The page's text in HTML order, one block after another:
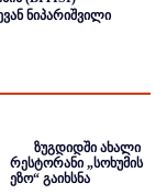
ნიპარიშვილი
ზუგდიდში ახალი
რესტორანი „სოხუმის
ეზო“ გაიხსნა